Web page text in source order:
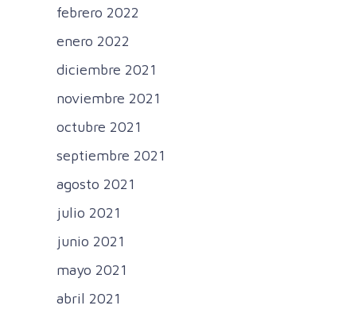
febrero 2022
enero 2022
diciembre 2021
noviembre 2021
octubre 2021
septiembre 2021
agosto 2021
julio 2021
junio 2021
mayo 2021
abril 2021